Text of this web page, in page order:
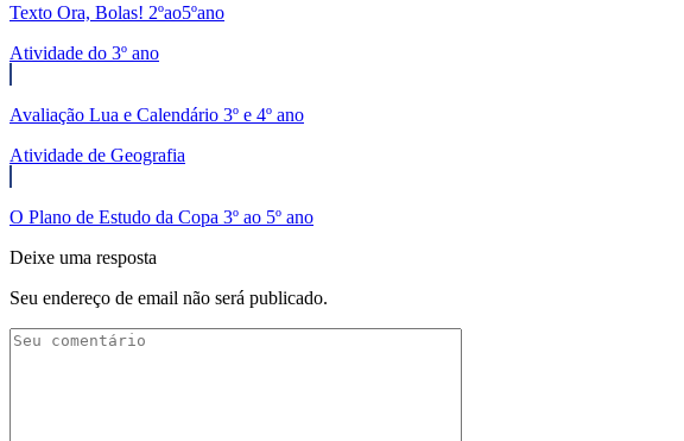
Texto Ora, Bolas! 2ºao5ºano
Atividade do 3º ano
Avaliação Lua e Calendário 3º e 4º ano
Atividade de Geografia
O Plano de Estudo da Copa 3º ao 5º ano
Deixe uma resposta
Seu endereço de email não será publicado.